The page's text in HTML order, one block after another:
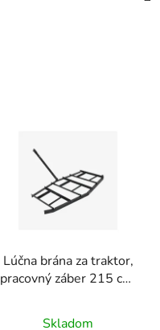
Lúčna brána za traktor,
pracovný záber 215 cm,
11 cm
Skladom